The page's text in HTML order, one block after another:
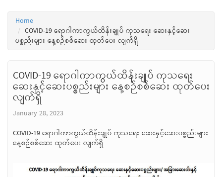
Home
COVID-19 ရောဂါကာကွယ်ထိန်းချုပ် ကုသရေး ဆေးနှင့်ဆေး
ပစ္စည်းများ နေ့စဉ်စစ်ဆေး ထုတ်ပေး လျက်ရှိ
COVID-19 ရောဂါကာကွယ်ထိန်းချုပ် ကုသရေး
ဆေးနှင့်ဆေးပစ္စည်းများ နေ့စဉ်စစ်ဆေး ထုတ်ပေး
လျက်ရှိ
January 28, 2023
COVID-19 ရောဂါကာကွယ်ထိန်းချုပ် ကုသရေး ဆေးနှင့်ဆေးပစ္စည်းများ
နေ့စဉ်စစ်ဆေး ထုတ်ပေး လျက်ရှိ